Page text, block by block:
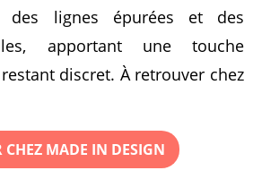
des lignes épurées et des
apportant une touche
discret. À retrouver chez
CHEZ MADE IN DESIGN